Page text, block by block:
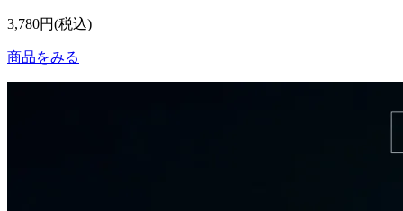
3,780円(税込)
商品をみる